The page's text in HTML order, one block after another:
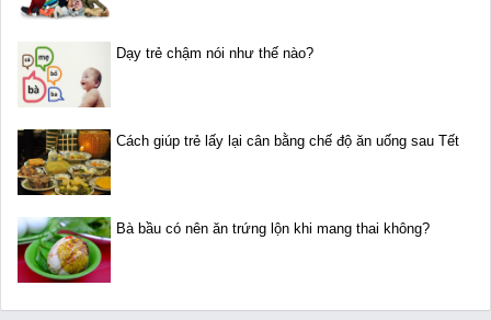
Dạy trẻ chậm nói như thế nào?
Cách giúp trẻ lấy lại cân bằng chế độ ăn uống sau Tết
Bà bầu có nên ăn trứng lộn khi mang thai không?